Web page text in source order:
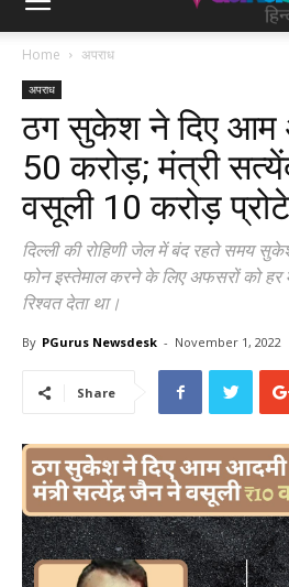
Home अपराध
अपराध
ठग सुकेश ने दिए आम
₹50 करोड़; मंत्री
वसूली ₹10 करोड़
दिल्ली की रोहिणी जेल में बंद रहते समय
फोन इस्तेमाल करने के लिए अफसरों को हर
रिश्वत देता था।
By PGurus Newsdesk - November 1, 2022
Share